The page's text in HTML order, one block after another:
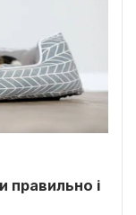
правильно і